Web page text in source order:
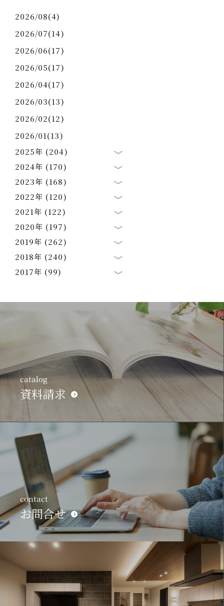
2026/08(4)
2026/07(14)
2026/06(17)
2026/05(17)
2026/04(17)
2026/03(13)
2026/02(12)
2026/01(13)
2025年 (204)
2024年 (170)
2023年 (168)
2022年 (120)
2021年 (122)
2020年 (197)
2019年 (262)
2018年 (240)
2017年 (99)
catalog
資料請求
contact
お問合せ